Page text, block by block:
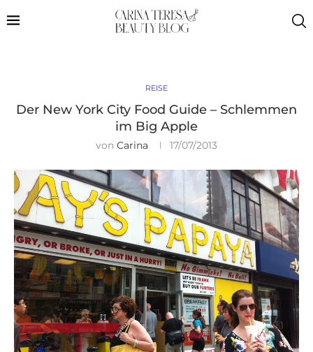
REISE
Der New York City Food Guide – Schlemmen
im Big Apple
von Carina 17/07/2013